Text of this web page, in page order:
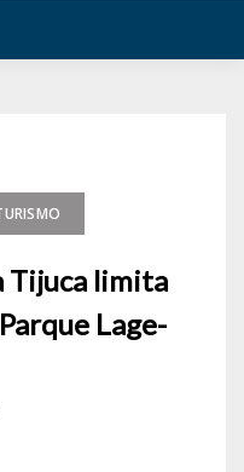
Tijuca limita
Lage-